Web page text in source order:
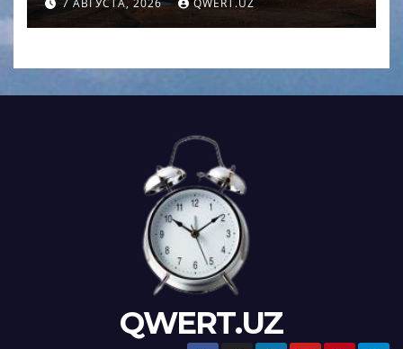
7 АВГУСТА, 2026 QWERT.UZ
QWERT.UZ